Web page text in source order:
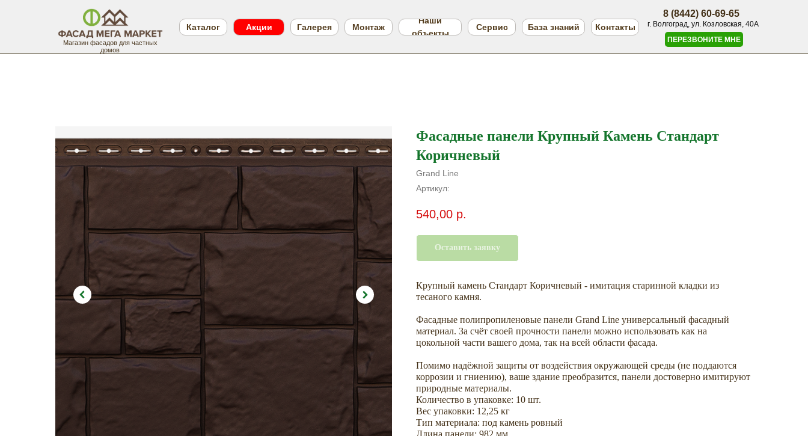
ПЕРЕЗВОНИТЕ МНЕ
Магазин фасадов для частных
домов
г. Волгоград, ул. Козловская, 40А
8 (8442) 60-69-65
Наши
объекты
Контакты
Галерея
Каталог База знаний
Акции Монтаж Сервис
Фасадные панели Крупный Камень Стандарт
Коричневый
Grand Line
Артикул:
540,00 р.
Оставить заявку
Крупный камень Стандарт Коричневый - имитация старинной кладки из
тесаного камня.
Фасадные полипропиленовые панели Grand Line универсальный фасадный
материал. За счёт своей прочности панели можно использовать как на
цокольной части вашего дома, так на всей области фасада.
Помимо надёжной защиты от воздействия окружающей среды (не поддаются
коррозии и гниению), ваше здание преобразится, панели достоверно имитируют
природные материалы.
Количество в упаковке: 10 шт.
Вес упаковки: 12,25 кг
Тип материала: под камень ровный